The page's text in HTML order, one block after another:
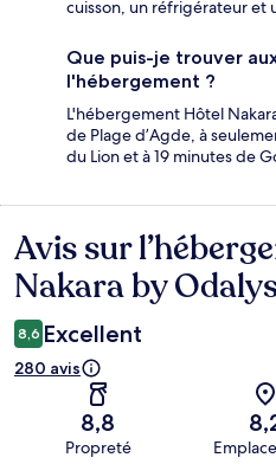
cuisson, un réfrigérateur et
Que puis-je trouver
l'hébergement ?
L'hébergement Hôtel
de Plage d’Agde, à
du Lion et à 19 minutes de
Avis
Avis sur
Nakara by
8,6 Excellent
280 avis
8,8
Propreté